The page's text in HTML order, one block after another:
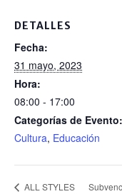
o
o
k
DETALLES
Fecha:
31 mayo, 2023
Hora:
08:00 - 17:00
Categorías de Evento:
Cultura, Educación
ALL STYLES